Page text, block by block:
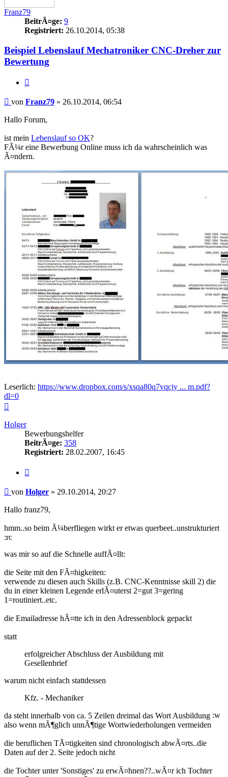
Franz79
BeitrÃ¤ge: 9
Registriert: 26.10.2014, 05:38
Beispiel Lebenslauf Mechatroniker CNC-Dreher zur
Bewertung
Beitrag
von Franz79 » 26.10.2014, 06:54
Hallo Forum,
ist mein Lebenslauf so OK?
FÃ¼r eine Bewerbung Online muss ich da wahrscheinlich was
Ã¤ndern.
Leserlich: https://www.dropbox.com/s/xsqa80q7vqcjy ... m.pdf?
dl=0
Holger
Bewerbungshelfer
BeitrÃ¤ge: 358
Registriert: 28.02.2007, 16:45
Beitrag
von Holger » 29.10.2014, 20:27
Hallo franz79,
hmm..so beim Ã¼berfliegen wirkt er etwas querbeet..unstrukturiert
was mir so auf die Schnelle auffÃ¤llt:
die Seite mit den FÃ¤higkeiten:
verwende zu diesen auch Skills (z.B. CNC-Kenntnisse skill 2) die
du in einer kleinen Legende erlÃ¤uterst 2=gut 3=gering
1=routiniert..etc.
die Emailadresse hÃ¤tte ich in den Adressenblock gepackt
statt
erfolgreicher Abschluss der Ausbildung mit
Gesellenbrief
warum nicht einfach stattdessen
Kfz. - Mechaniker
da steht innerhalb von ca. 5 Zeilen dreimal das Wort Ausbildung
also wenn mÃ¶glich unnÃ¶tige Wortwiederholungen vermeiden
die beruflichen TÃ¤tigkeiten sind chronologisch abwÃ¤rts..die
Daten auf der 2. Seite jedoch nicht
die Tochter unter 'Sonstiges' zu erwÃ¤hnen??..wÃ¤r ich Tochter